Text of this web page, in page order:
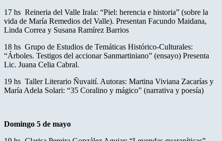
17 hs Reineria del Valle Irala: “Piel: herencia e historia” (sobre la
vida de María Remedios del Valle). Presentan Facundo Maidana,
Linda Correa y Susana Ramírez Barrios
18 hs Grupo de Estudios de Temáticas Histórico-Culturales:
“Árboles. Testigos del accionar Sanmartiniano” (ensayo) Presenta
Lic. Juana Celia Cabral.
19 hs Taller Literario Ñuvaití. Autoras: Martina Viviana Zacarías y
María Adela Solari: “35 Coralino y mágico” (narrativa y poesía)
Domingo 5 de mayo